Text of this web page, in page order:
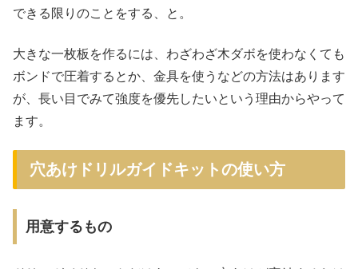
できる限りのことをする、と。
大きな一枚板を作るには、わざわざ木ダボを使わなくても
ボンドで圧着するとか、金具を使うなどの方法はあります
が、長い目でみて強度を優先したいという理由からやって
ます。
穴あけドリルガイドキットの使い方
用意するもの